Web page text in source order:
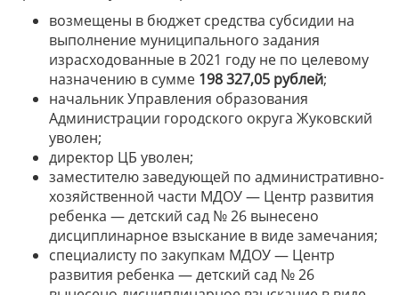
возмещены в бюджет средства субсидии на
выполнение муниципального задания
израсходованные в 2021 году не по целевому
назначению в сумме 198 327,05 рублей;
начальник Управления образования
Администрации городского округа Жуковский
уволен;
директор ЦБ уволен;
заместителю заведующей по административно-
хозяйственной части МДОУ — Центр развития
ребенка — детский сад № 26 вынесено
дисциплинарное взыскание в виде замечания;
специалисту по закупкам МДОУ — Центр
развития ребенка — детский сад № 26